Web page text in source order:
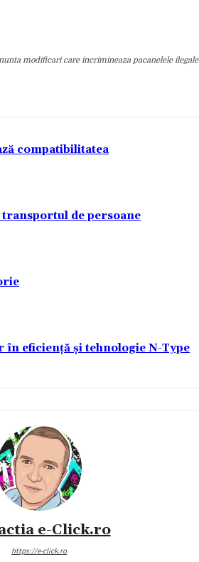
modificari care incrimineaza pacanelele ilegale
compatibilitatea
de persoane
eficiență și tehnologie N-Type
e-Click.ro
https://e-click.ro